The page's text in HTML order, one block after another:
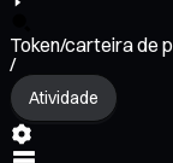
Token/carteira de
/
Atividade